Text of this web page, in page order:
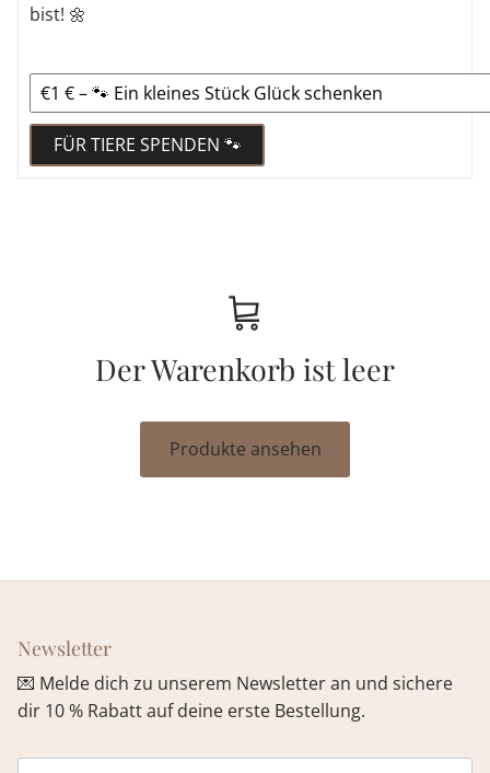
bist! 🌼
FÜR TIERE SPENDEN 🐾
Der Warenkorb ist leer
Produkte ansehen
Newsletter
💌 Melde dich zu unserem Newsletter an und sichere
dir 10 % Rabatt auf deine erste Bestellung.